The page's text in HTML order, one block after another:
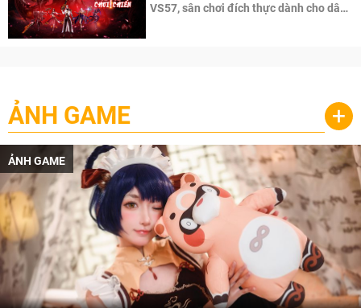
VS57, sân chơi đích thực dành cho dân
ẢNH GAME +
ẢNH GAME